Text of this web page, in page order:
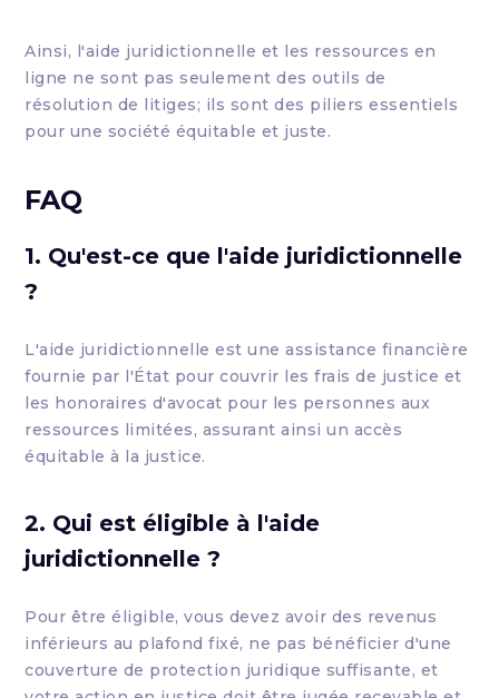
Ainsi, l'aide juridictionnelle et les ressources en
ligne ne sont pas seulement des outils de
résolution de litiges; ils sont des piliers essentiels
pour une société équitable et juste.
FAQ
1. Qu'est-ce que l'aide juridictionnelle
?
L'aide juridictionnelle est une assistance financière
fournie par l'État pour couvrir les frais de justice et
les honoraires d'avocat pour les personnes aux
ressources limitées, assurant ainsi un accès
équitable à la justice.
2. Qui est éligible à l'aide
juridictionnelle ?
Pour être éligible, vous devez avoir des revenus
inférieurs au plafond fixé, ne pas bénéficier d'une
couverture de protection juridique suffisante, et